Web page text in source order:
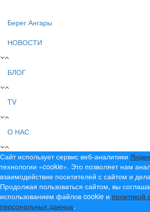
Берег Ангары
НОВОСТИ
БЛОГ
TV
О НАС
Сайт использует сервис веб-аналитики
технологии «cookie». Это позволяет нам
взаимодействие посетителей с сайтом и
Продолжая пользоваться сайтом, вы
использованием файлов cookie и политикой
персональных данных.